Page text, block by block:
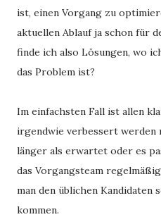
ist, einen Vorgang zu
aktuellen Ablauf ja schon für
finde ich also Lösungen, wo
das Problem ist?
Im einfachsten Fall ist allen
irgendwie verbessert werden
länger als erwartet oder es
das Vorgangsteam regelmäßig
man den üblichen Kandidaten
kommen.